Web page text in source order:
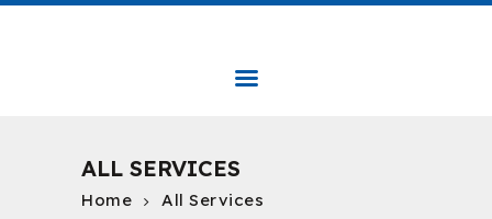
ALL SERVICES
Home All Services
Localizamos Bienes Raíces
NOSOTROS